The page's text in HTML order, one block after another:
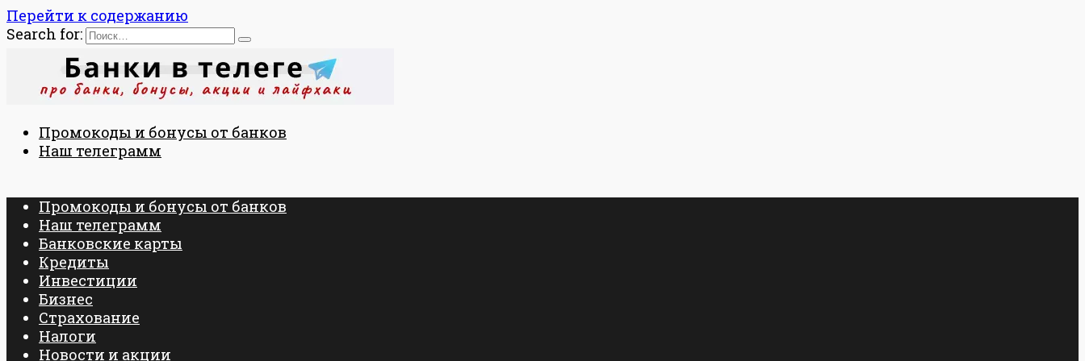
Перейти к содержанию
Search for:
Промокоды и бонусы от банков
Наш телеграмм
Промокоды и бонусы от банков
Наш телеграмм
Банковские карты
Кредиты
Инвестиции
Бизнес
Страхование
Налоги
Новости и акции